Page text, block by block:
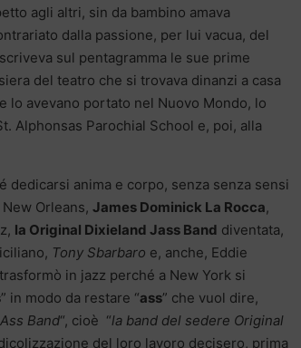
agli altri, sin da bambino amava
dalla passione, per lui vacua, del
sul pentagramma le sue prime
del teatro che si trovava dinanzi a casa
lo avevano portato nel Nuovo Mondo, lo
Alphonsas Parochial School e, poi, alla
dedicarsi anima e corpo, senza senza sensi
New Orleans, James Dominick La Rocca,
la Original Dixieland Jass Band diventata,
Tony Sbarbaro e, anche, Eddie
in jazz perché a New York si
” in modo da restare “ass” che vuol dire,
Band“, cioè “la band del sedere Original
del loro lavoro decisero, prima